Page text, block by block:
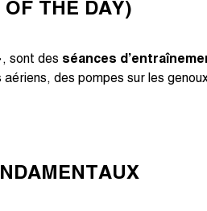
OF THE DAY)
sont des séances
des pompes sur les